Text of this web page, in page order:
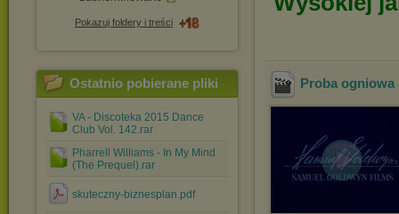
Pokazuj foldery i treści
Ostatnio pobierane pliki
VA - Discoteka 2015 Dance
Club Vol. 142.rar
Pharrell Williams - In My Mind
(The Prequel).rar
skuteczny-biznesplan.pdf
Proba